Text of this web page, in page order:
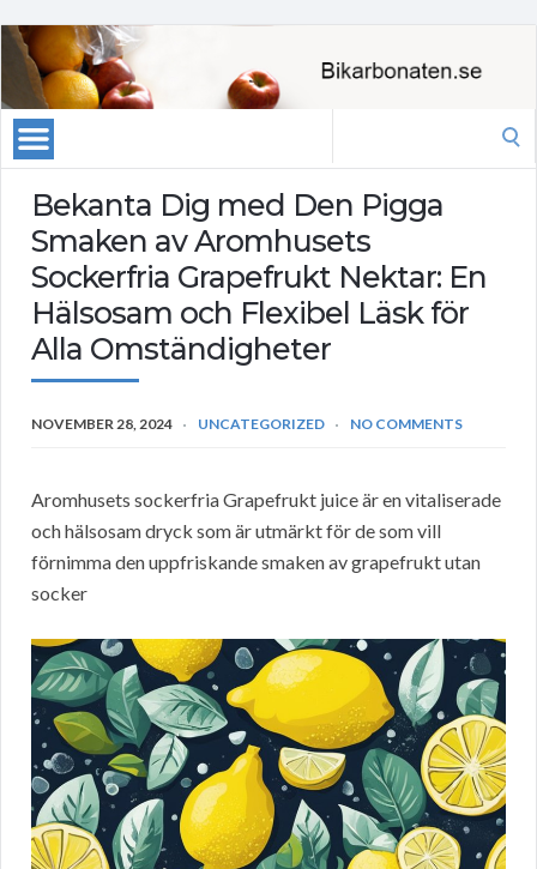
Bekanta Dig med Den Pigga
Smaken av Aromhusets
Sockerfria Grapefrukt Nektar: En
Hälsosam och Flexibel Läsk för
Alla Omständigheter
NOVEMBER 28, 2024 UNCATEGORIZED NO COMMENTS
Aromhusets sockerfria Grapefrukt juice är en vitaliserade
och hälsosam dryck som är utmärkt för de som vill
förnimma den uppfriskande smaken av grapefrukt utan
socker